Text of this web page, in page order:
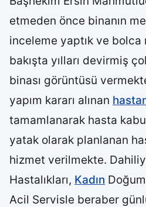
etmeden önce binanın
inceleme yaptık ve
bakışta yılları devirmiş
binası görüntüsü
yapım kararı alınan
tamamlanarak hasta
yatak olarak planlanan
hizmet verilmekte.
Hastalıkları, Kadın
Acil Servisle beraber